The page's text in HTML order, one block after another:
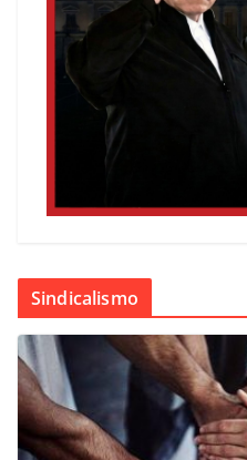
Sindicalismo